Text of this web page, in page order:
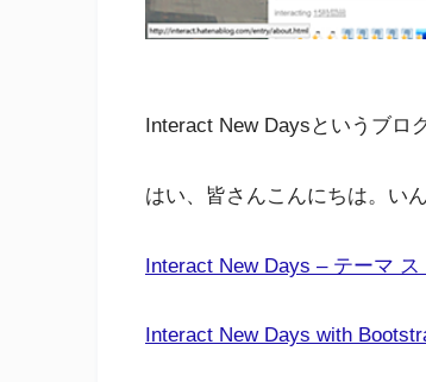
Interact New Daysというブロ
はい、皆さんこんにちは。い
Interact New Days – テーマ ス
Interact New Days with